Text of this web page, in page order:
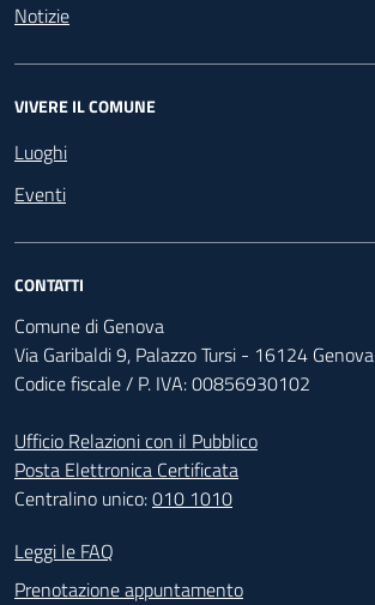
Notizie
VIVERE IL COMUNE
Luoghi
Eventi
CONTATTI
Comune di Genova
Via Garibaldi 9, Palazzo Tursi - 16124 Genova
Codice fiscale / P. IVA: 00856930102
Ufficio Relazioni con il Pubblico
Posta Elettronica Certificata
Centralino unico:010 1010
Footer - Contatti
Leggi le FAQ
Prenotazione appuntamento